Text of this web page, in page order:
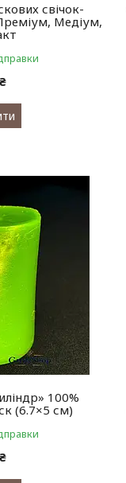
свічок-
Медіум,
100%
(6.7×5 см)